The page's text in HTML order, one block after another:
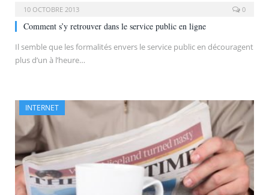
10 OCTOBRE 2013 0
Comment s’y retrouver dans le service public en ligne
Il semble que les formalités envers le service public en découragent
plus d’un à l’heure…
INTERNET